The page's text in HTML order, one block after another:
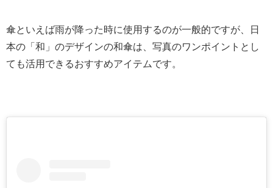
傘といえば雨が降った時に使用するのが一般的ですが、日
本の「和」のデザインの和傘は、写真のワンポイントとし
ても活用できるおすすめアイテムです。